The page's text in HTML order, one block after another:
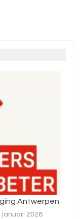
Antwerpen
januari 2026